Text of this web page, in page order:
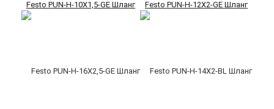
Festo PUN-H-10X1,5-GE Шланг Festo PUN-H-12X2-GE Шланг